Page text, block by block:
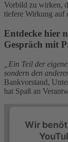
Vorbild zu wirken,
tiefere Wirkung auf
Entdecke hier
Gespräch mit
„Ein Teil der
sondern den
Bankvorstand,
hat Spaß an
Wir